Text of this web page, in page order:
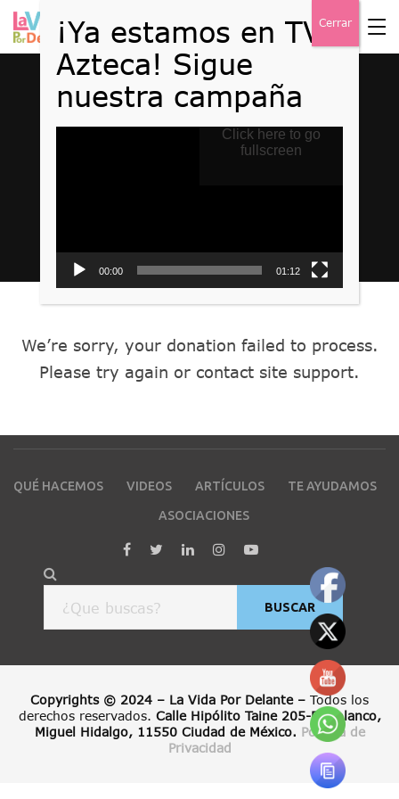
Donation Failed
We’re sorry, your donation failed to process.
Please try again or contact site support.
QUÉ HACEMOS VIDEOS ARTÍCULOS TE AYUDAMOS
ASOCIACIONES
BUSCAR
Copyrights © 2024 – La Vida Por Delante – Todos los
derechos reservados. Calle Hipólito Taine 205-B, Polanco,
Miguel Hidalgo, 11550 Ciudad de México. Política de
Privacidad
00:00 01:12
Click here to go
fullscreen